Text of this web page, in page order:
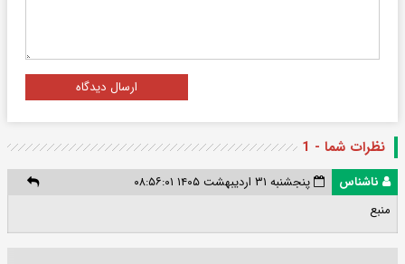
ارسال دیدگاه
نظرات شما - 1
ناشناس
پنجشنبه ۳۱ اردیبهشت ۱۴۰۵ ۰۸:۵۶:۰۱
منبع